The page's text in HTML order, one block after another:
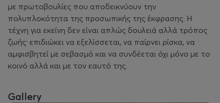
με πρωτοβουλίες που αποδεικνύουν την
πολυπλοκότητα της προσωπικής της έκφρασης. Η
τέχνη για εκείνη δεν είναι απλώς δουλειά αλλά τρόπος
ζωής· επιδιώκει να εξελίσσεται, να παίρνει ρίσκα, να
αμφισβητεί με σεβασμό και να συνδέεται όχι μόνο με το
κοινό αλλά και με τον εαυτό της.
Gallery